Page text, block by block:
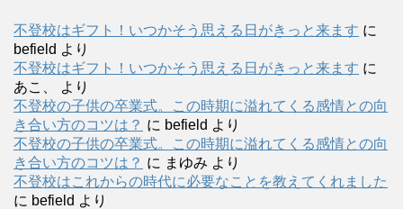
不登校はギフト！いつかそう思える日がきっと来ます に
befield より
不登校はギフト！いつかそう思える日がきっと来ます に
あこ、
より
不登校の子供の卒業式。この時期に溢れてくる感情との向
き合い方のコツは？ に befield より
不登校の子供の卒業式。この時期に溢れてくる感情との向
き合い方のコツは？ に まゆみ より
不登校はこれからの時代に必要なことを教えてくれました
に befield より